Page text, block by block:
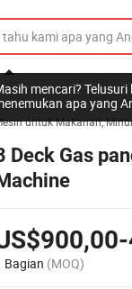
mencari?
apa yang
untuk Makanan,
Deck Gas
Bagian (MOQ)